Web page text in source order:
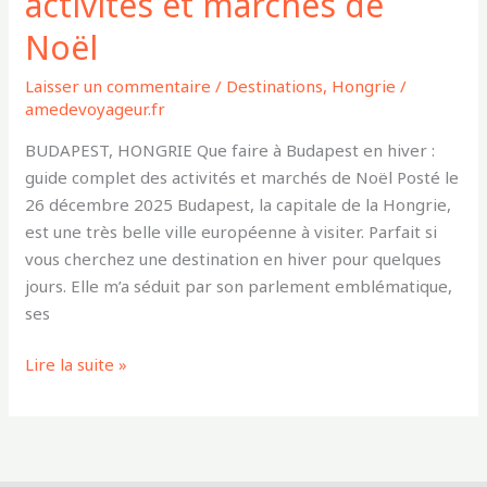
Noël
Laisser un commentaire / Destinations, Hongrie /
amedevoyageur.fr
BUDAPEST, HONGRIE Que faire à Budapest en hiver :
guide complet des activités et marchés de Noël Posté le
26 décembre 2025 Budapest, la capitale de la Hongrie,
est une très belle ville européenne à visiter. Parfait si
vous cherchez une destination en hiver pour quelques
jours. Elle m’a séduit par son parlement emblématique,
ses
Lire la suite »